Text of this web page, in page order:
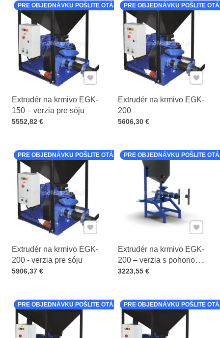
Extrudér na krmivo EGK-
150 – verzia pre sóju
Cena s DPH
5552,82 €
PRE OBJEDNÁVKU POŠLITE OTÁZKU K PRODUKTU
Pridať k Obľúbeným
Extrudér na krmivo EGK-
200
Cena s DPH
5606,30 €
PRE OBJEDNÁVKU POŠLITE
Pridať k
Extrudér na krmivo EGK-
200 - verzia pre sóju
Cena s DPH
5906,37 €
PRE OBJEDNÁVKU POŠLITE OTÁZKU K PRODUKTU
Pridať k Obľúbeným
Extrudér na krmivo EGK-
200 – verzia s pohonom
od vývodového hriadeľa
Cena s DPH
3223,55 €
PRE OBJEDNÁVKU POŠLITE
Pridať
PRE OBJEDNÁVKU POŠLITE OTÁZKU K PRODUKTU
PRE OBJEDNÁVKU POŠLITE